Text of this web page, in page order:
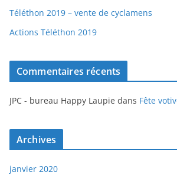
Téléthon 2019 – vente de cyclamens
Actions Téléthon 2019
Commentaires récents
JPC - bureau Happy Laupie dans Fête
Archives
janvier 2020